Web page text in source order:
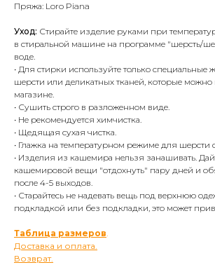
Пряжа: Loro Piana
Уход: Стирайте изделие руками при
в стиральной машине на программе "шерсть/
воде.
• Для стирки используйте только специальные
шерсти или деликатных тканей, которые
магазине.
• Сушить строго в разложенном виде.
• Не рекомендуется химчистка.
• Щедящая сухая чистка.
• Глажка на температурном режиме для шерсти
• Изделия из кашемира нельзя занашивать.
кашемировой вещи "отдохнуть" пару дней и
после 4-5 выходов.
• Старайтесь не надевать вещь под верхнюю
подкладкой или без подкладки, это может
Таблица размеров.
Доставка и оплата.
Возврат.